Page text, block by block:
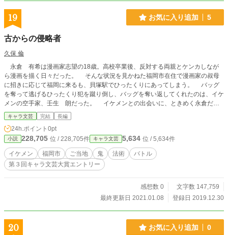
19 お気に入り追加 5
古からの侵略者
久保 倫
永倉 有希は漫画家志望の18歳。高校卒業後、反対する両親とケンカしなが
ら漫画を描く日々だった。 そんな状況を見かねた福岡市在住で漫画家の叔母
に招きに応じて福岡に来るも、貝塚駅でひったくりにあってしまう。 バッグ
を奪って逃げるひったくり犯を蹴り倒し、バッグを奪い返してくれたのは、イケ
メンの空手家、壬生 朗だった。 イケメンとの出会いに、ときめく永倉だ
が、ここから、思いもよらぬ戦いに巻き込まれることを知る由もなかった。
キャラ文芸 完結 長編
24h.ポイント 0pt
小説 228,705 位 / 228,705件 キャラ文芸 5,634 位 / 5,634件
イケメン 福岡市 ご当地 鬼 法術
バトル
第３回キャラ文芸大賞エントリー
感想数 0
文字数 147,759
最終更新日 2021.01.08
登録日 2019.12.30
20 お気に入り追加 0